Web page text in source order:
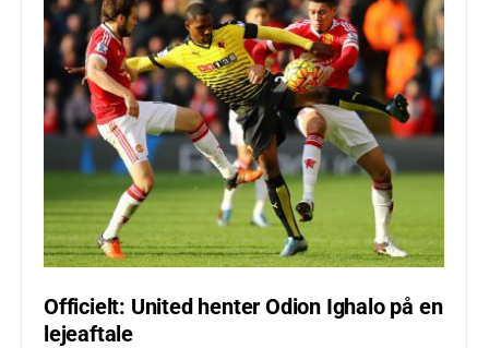
Officielt: United henter Odion Ighalo på en
lejeaftale